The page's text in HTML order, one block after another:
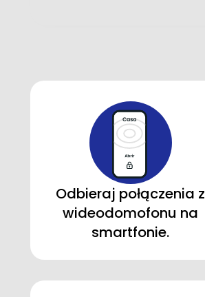
Odbieraj połączenia z
wideodomofonu na
smartfonie.